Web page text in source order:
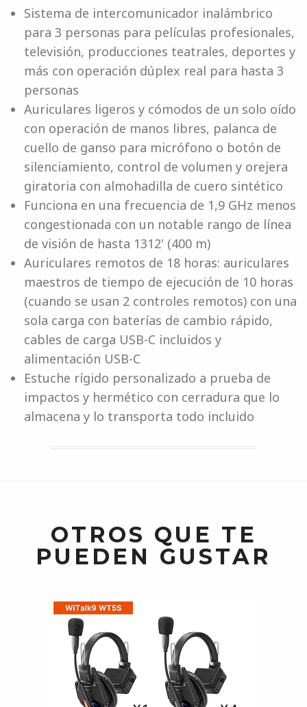
Sistema de intercomunicador inalámbrico
para 3 personas para películas profesionales,
televisión, producciones teatrales, deportes y
más con operación dúplex real para hasta 3
personas
Auriculares ligeros y cómodos de un solo oído
con operación de manos libres, palanca de
cuello de ganso para micrófono o botón de
silenciamiento, control de volumen y orejera
giratoria con almohadilla de cuero sintético
Funciona en una frecuencia de 1,9 GHz menos
congestionada con un notable rango de línea
de visión de hasta 1312' (400 m)
Auriculares remotos de 18 horas: auriculares
maestros de tiempo de ejecución de 10 horas
(cuando se usan 2 controles remotos) con una
sola carga con baterías de cambio rápido,
cables de carga USB-C incluidos y
alimentación USB-C
Estuche rígido personalizado a prueba de
impactos y hermético con cerradura que lo
almacena y lo transporta todo incluido
OTROS QUE TE
PUEDEN GUSTAR